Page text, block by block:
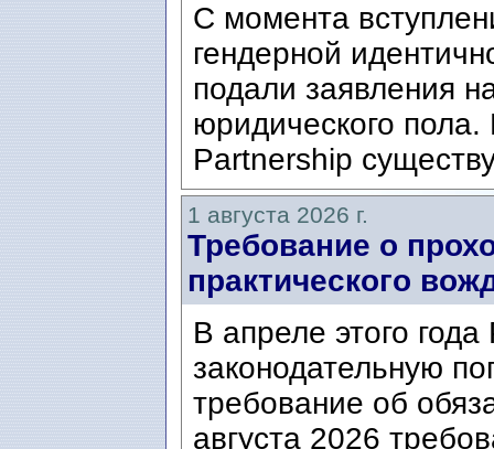
С момента
гендерной
подали заявления
юридического
Partnership
1 августа 2026 г.
Требование о
практического
В апреле этого
законодательную
требование об
августа 2026